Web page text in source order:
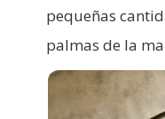
pequeñas
palmas de la